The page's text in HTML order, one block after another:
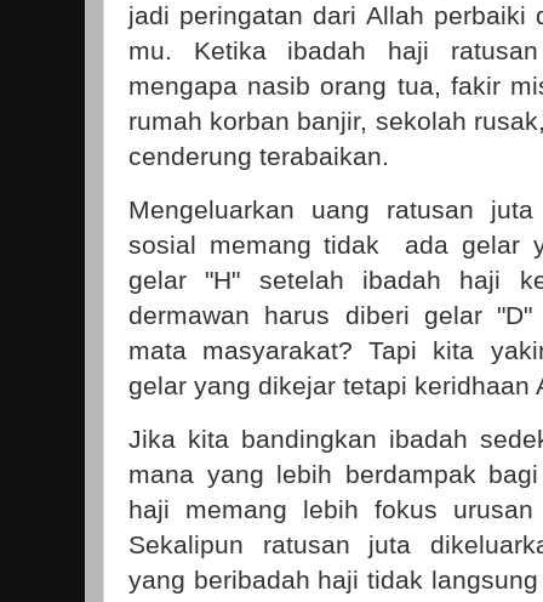
jadi peringatan dari Allah perbaiki
mu. Ketika ibadah haji
mengapa nasib orang tua, fakir
rumah korban banjir, sekolah
cenderung terabaikan.
Mengeluarkan uang ratusan
sosial memang tidak ada gelar
gelar "H" setelah ibadah haji
dermawan harus diberi gelar
mata masyarakat? Tapi kita
gelar yang dikejar tetapi keridhaan
Jika kita bandingkan ibadah
mana yang lebih berdampak
haji memang lebih fokus urusan
Sekalipun ratusan juta
yang beribadah haji tidak